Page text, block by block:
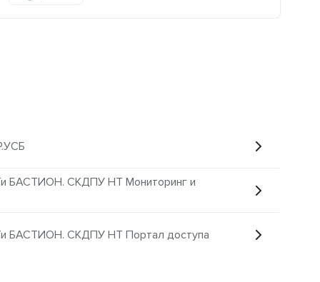
БАСТИОН. СКДПУ НТ Мониторинг и
БАСТИОН. СКДПУ НТ Портал доступа